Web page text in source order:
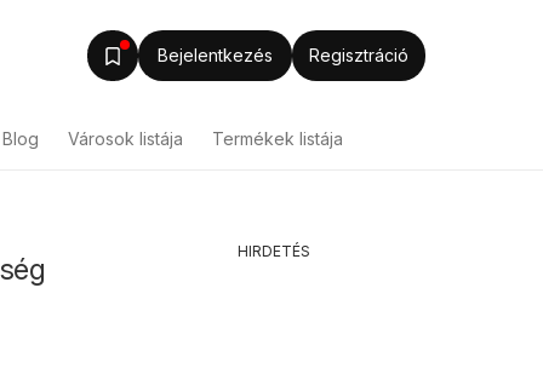
Bejelentkezés Regisztráció
Blog Városok listája Termékek listája
HIRDETÉS